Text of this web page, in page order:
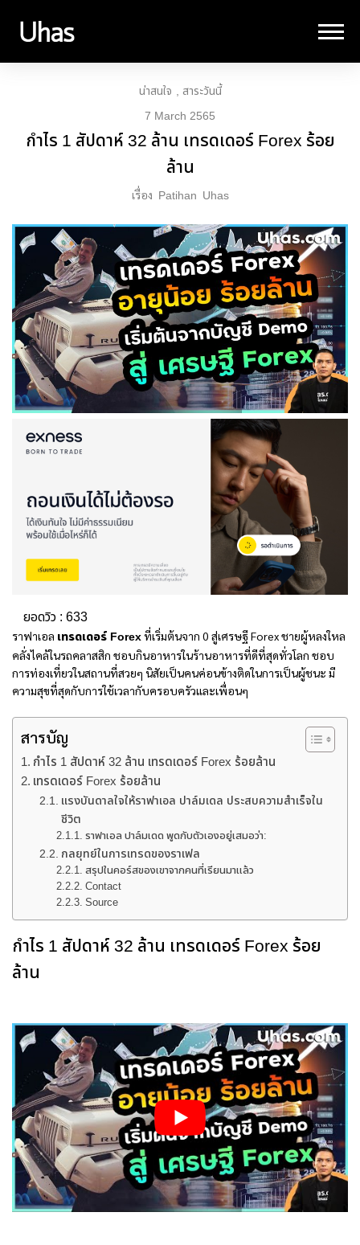
น่าสนใจ
สาระวันนี้
7 March 2565
กำไร 1 สัปดาห์ 32 ล้าน เทรดเดอร์ Forex ร้อย
ล้าน
เรื่อง Patihan Uhas
ยอดวิว : 633
ราฟาเอล เทรดเดอร์ Forexที่เริ่มต้นจาก 0 สู่เศรษฐี Forex ชายผู้หลงใหล
คลั่งไคล้ในรถคลาสสิก ชอบกินอาหารในร้านอาหารที่ดีที่สุดทั่วโลก ชอบ
การท่องเที่ยวในสถานที่สวยๆ นิสัยเป็นคนค่อนข้างติดในการเป็นผู้ชนะ มี
ความสุขที่สุดกับการใช้เวลากับครอบครัวและเพื่อนๆ
สารบัญ
กำไร 1 สัปดาห์ 32 ล้าน เทรดเดอร์ Forex ร้อยล้าน
เทรดเดอร์ Forex ร้อยล้าน
แรงบันดาลใจให้ราฟาเอล ปาล์มเดล ประสบความสำเร็จใน
ชีวิต
ราฟาเอล ปาล์มเดด พูดกับตัวเองอยู่เสมอว่า:
กลยุทย์ในการเทรดของราเฟล
สรุปในคอร์สของเขาจากคนที่เรียนมาแล้ว
Contact
Source
กำไร 1 สัปดาห์ 32 ล้าน เทรดเดอร์ Forex ร้อย
ล้าน